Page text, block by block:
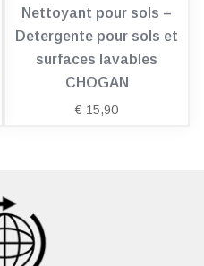
Nettoyant pour sols –
Detergente pour sols et
surfaces lavables
CHOGAN
€ 15,90